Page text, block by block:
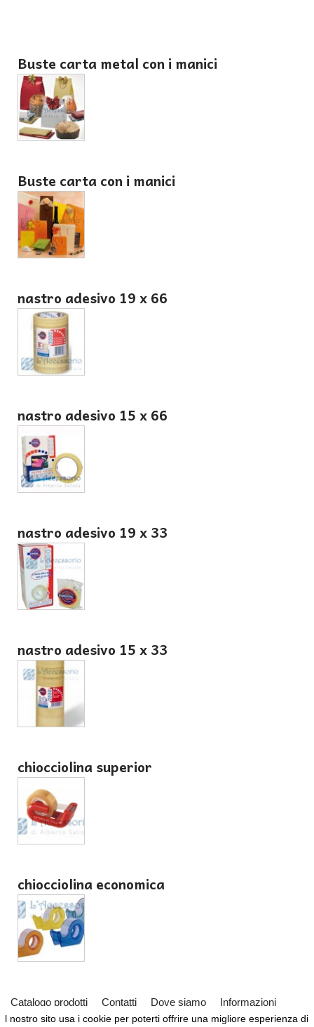
Buste carta metal con i manici
Buste carta con i manici
nastro adesivo 19 x 66
nastro adesivo 15 x 66
nastro adesivo 19 x 33
nastro adesivo 15 x 33
chiocciolina superior
chiocciolina economica
Catalogo prodotti Contatti Dove siamo
Informazioni
Partner
Servizi Virtual Tour del Negozio
l nostro sito usa i cookie per poterti offrire una migliore esperienza di